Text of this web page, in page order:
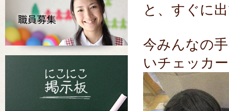
と、すぐに
今みんなの
いチェッカ